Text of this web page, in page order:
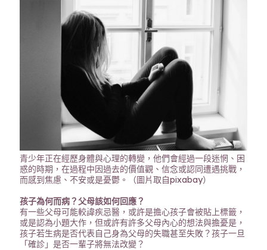
青少年正在經歷身體與心理的轉變，他們會經過一段迷惘、困
惑的時期，在過程中因過去的價值觀、信念或認同遭遇挑戰，
而感到焦慮、不安或是憂鬱。（圖片取自pixabay）
孩子為何而病？父母該如何回應？
有一些父母可能較諱疾忌醫，或許是擔心孩子會被貼上標籤，
或是認為小題大作，但或許有許多父母內心的想法與擔憂是，
孩子若生病是否代表自己身為父母的失職甚至失敗？孩子一旦
「確診」是否一輩子將無法改變？